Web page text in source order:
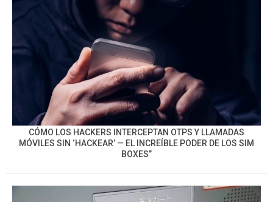
CÓMO LOS HACKERS INTERCEPTAN OTPS Y LLAMADAS
MÓVILES SIN ‘HACKEAR’ — EL INCREÍBLE PODER DE LOS SIM
BOXES”